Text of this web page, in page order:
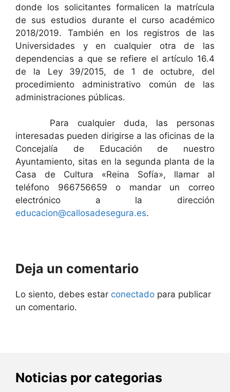
donde los solicitantes formalicen la matrícula
de sus estudios durante el curso académico
2018/2019. También en los registros de las
Universidades y en cualquier otra de las
dependencias a que se refiere el artículo 16.4
de la Ley 39/2015, de 1 de octubre, del
procedimiento administrativo común de las
administraciones públicas.
Para cualquier duda, las personas
interesadas pueden dirigirse a las oficinas de la
Concejalía de Educación de nuestro
Ayuntamiento, sitas en la segunda planta de la
Casa de Cultura «Reina Sofía», llamar al
teléfono 966756659 o mandar un correo
electrónico a la dirección
educacion@callosadesegura.es.
Deja un comentario
Lo siento, debes estar conectado para publicar
un comentario.
Noticias por categorias